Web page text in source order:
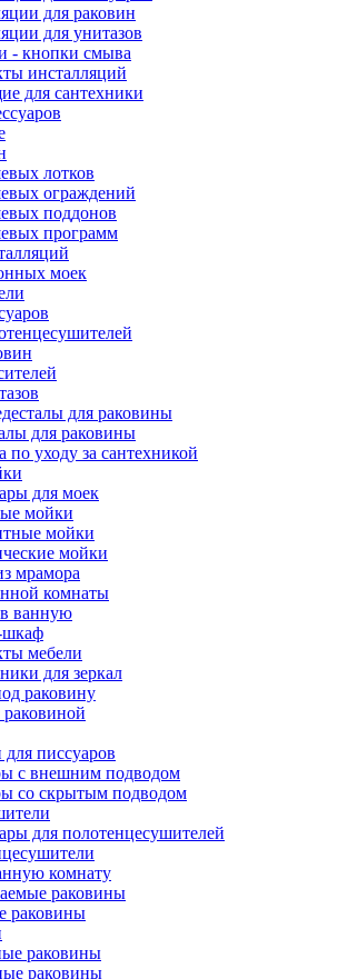
для раковин
для унитазов
- кнопки смыва
инсталляций
для сантехники
лотков
ограждений
поддонов
программ
моек
для раковины
для раковины
по уходу за сантехникой
для моек
мойки
мойки
мойки
мрамора
комнаты
в ванную
шкаф
мебели
для зеркал
раковину
писсуаров
с внешним подводом
со скрытым подводом
для полотенцесушителей
комнату
раковины
раковины
раковины
раковины